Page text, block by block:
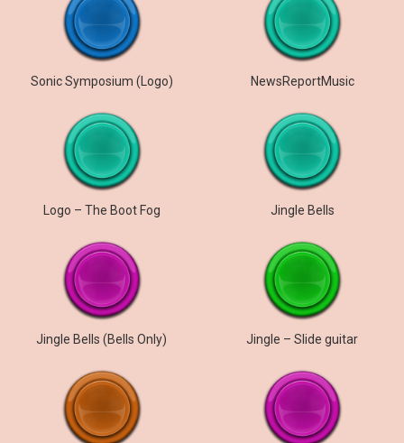
Sonic Symposium (Logo) NewsReportMusic
Logo – The Boot Fog Jingle Bells
Jingle Bells (Bells Only) Jingle – Slide guitar